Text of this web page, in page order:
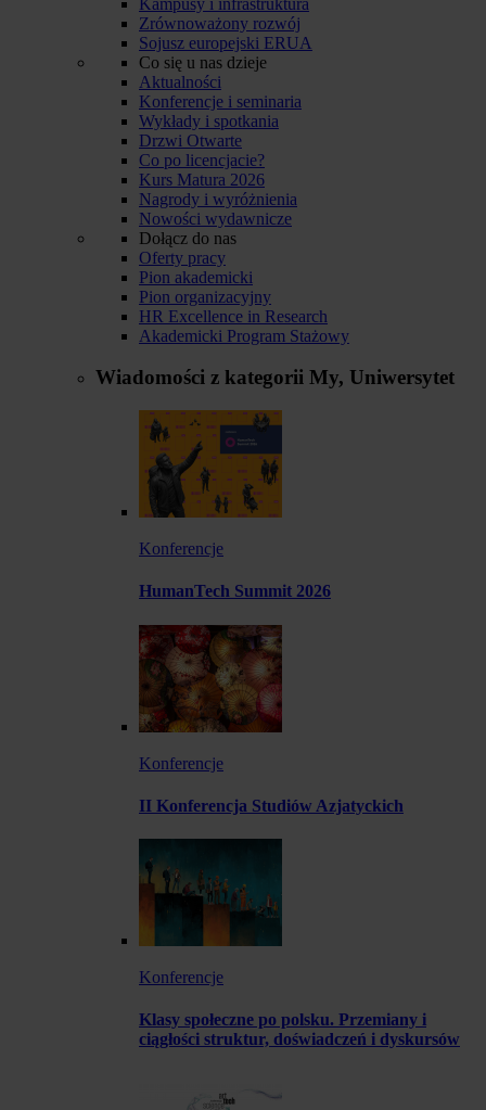
Zrównoważony rozwój
Sojusz europejski ERUA
Co się u nas dzieje
Aktualności
Konferencje i seminaria
Wykłady i spotkania
Drzwi Otwarte
Co po licencjacie?
Kurs Matura 2026
Nagrody i wyróżnienia
Nowości wydawnicze
Dołącz do nas
Oferty pracy
Pion akademicki
Pion organizacyjny
HR Excellence in Research
Akademicki Program Stażowy
Wiadomości z kategorii My, Uniwersytet
Konferencje
HumanTech Summit 2026
Konferencje
II Konferencja Studiów Azjatyckich
Konferencje
Klasy społeczne po polsku. Przemiany i
ciągłości struktur, doświadczeń i dyskursów